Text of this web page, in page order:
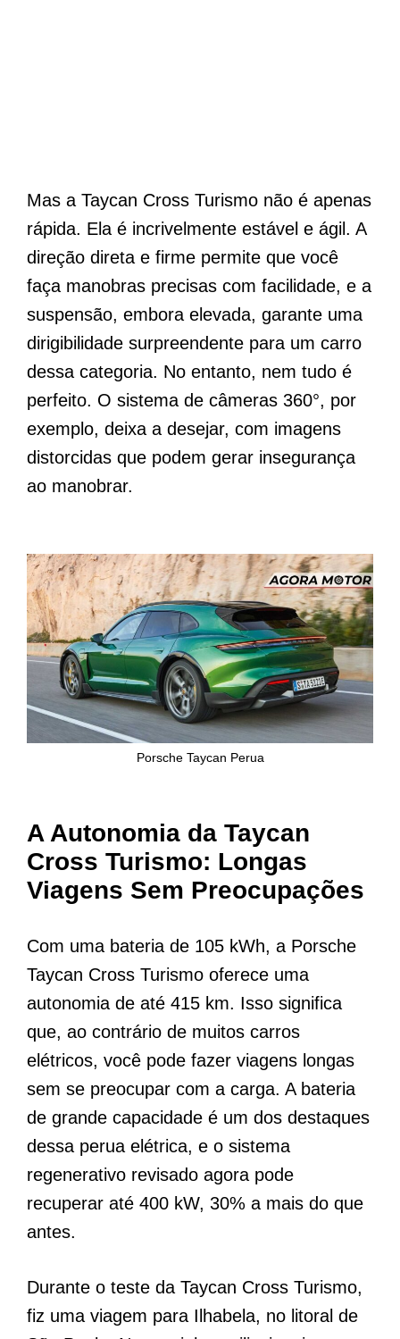
Mas a Taycan Cross Turismo não é apenas
rápida. Ela é incrivelmente estável e ágil. A
direção direta e firme permite que você
faça manobras precisas com facilidade, e a
suspensão, embora elevada, garante uma
dirigibilidade surpreendente para um carro
dessa categoria. No entanto, nem tudo é
perfeito. O sistema de câmeras 360°, por
exemplo, deixa a desejar, com imagens
distorcidas que podem gerar insegurança
ao manobrar.
Porsche Taycan Perua
A Autonomia da Taycan
Cross Turismo: Longas
Viagens Sem Preocupações
Com uma bateria de 105 kWh, a Porsche
Taycan Cross Turismo oferece uma
autonomia de até 415 km. Isso significa
que, ao contrário de muitos carros
elétricos, você pode fazer viagens longas
sem se preocupar com a carga. A bateria
de grande capacidade é um dos destaques
dessa perua elétrica, e o sistema
regenerativo revisado agora pode
recuperar até 400 kW, 30% a mais do que
antes.
Durante o teste da Taycan Cross Turismo,
fiz uma viagem para Ilhabela, no litoral de